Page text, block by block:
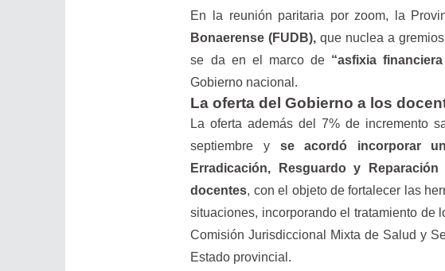
En la reunión paritaria por zoom, la
Bonaerense (FUDB), que nuclea a
se da en el marco de “asfixia
Gobierno nacional.
La oferta del Gobierno a los
La oferta además del 7% de incremento
septiembre y se acordó incorporar
Erradicación, Resguardo y
docentes, con el objeto de fortalecer las
situaciones, incorporando el tratamiento de
Comisión Jurisdiccional Mixta de Salud y
Estado provincial.